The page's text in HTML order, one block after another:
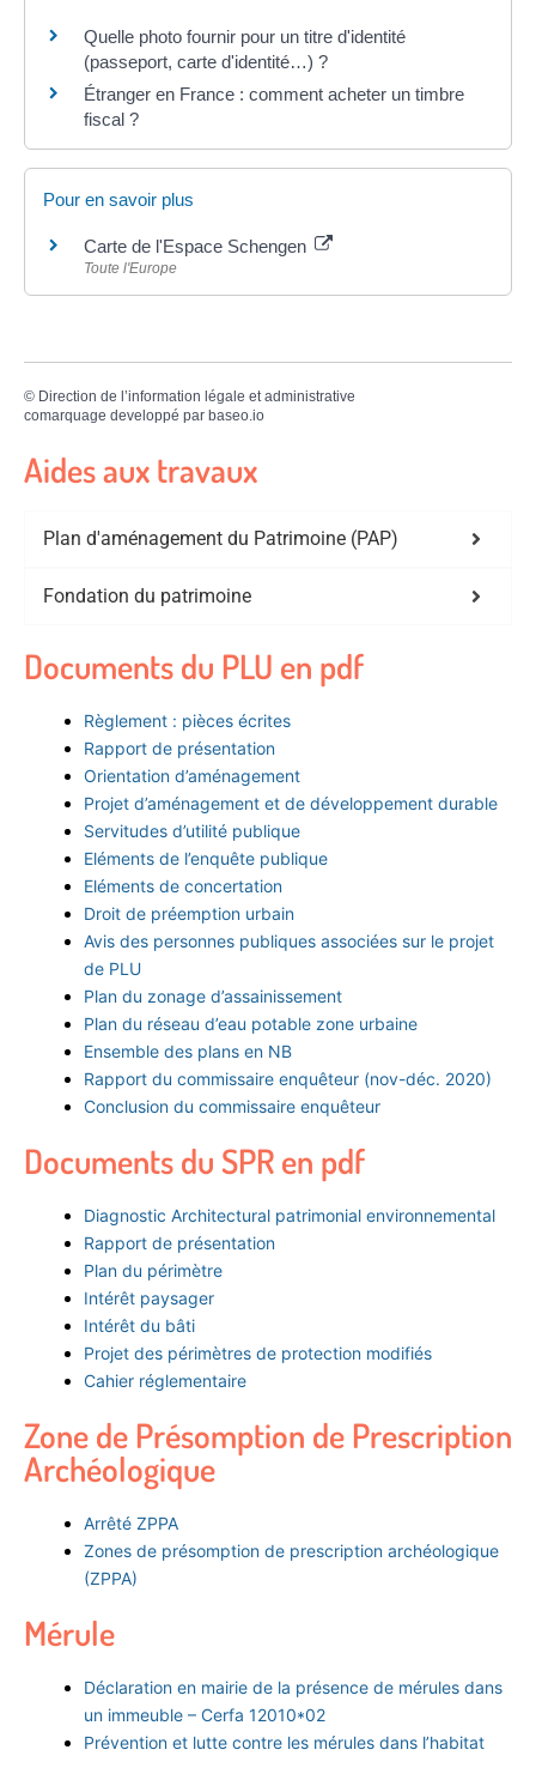
Quelle photo fournir pour un titre d'identité
(passeport, carte d'identité…) ?
Étranger en France : comment acheter un timbre
fiscal ?
Pour en savoir plus
Carte de l'Espace Schengen
Toute l'Europe
© Direction de l’information légale et administrative
comarquage developpé par baseo.io
Aides aux travaux
Plan d'aménagement du Patrimoine (PAP)
Fondation du patrimoine
Documents du PLU en pdf
Règlement : pièces écrites
Rapport de présentation
Orientation d’aménagement
Projet d’aménagement et de développement durable
Servitudes d’utilité publique
Eléments de l’enquête publique
Eléments de concertation
Droit de préemption urbain
Avis des personnes publiques associées sur le projet
de PLU
Plan du zonage d’assainissement
Plan du réseau d’eau potable zone urbaine
Ensemble des plans en NB
Rapport du commissaire enquêteur (nov-déc. 2020)
Conclusion du commissaire enquêteur
Documents du SPR en pdf
Diagnostic Architectural patrimonial environnemental
Rapport de présentation
Plan du périmètre
Intérêt paysager
Intérêt du bâti
Projet des périmètres de protection modifiés
Cahier réglementaire
Zone de Présomption de Prescription
Archéologique
Arrêté ZPPA
Zones de présomption de prescription archéologique
(ZPPA)
Mérule
Déclaration en mairie de la présence de mérules dans
un immeuble – Cerfa 12010*02
Prévention et lutte contre les mérules dans l’habitat